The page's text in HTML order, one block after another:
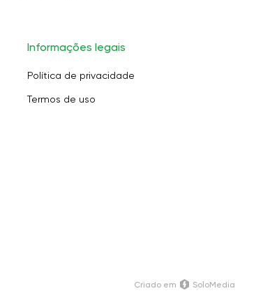
Informações legais
Política de privacidade
Termos de uso
Criado em SoloMedia